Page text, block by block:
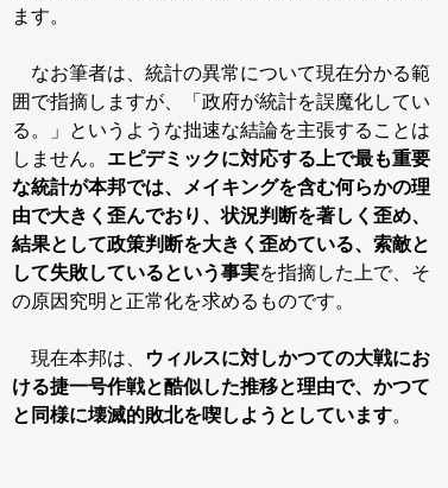
ます。
なお筆者は、統計の異常について現在分かる範
囲で指摘しますが、「政府が統計を誤魔化してい
る。」というような拙速な結論を主張することは
しません。 エピデミックに対応する上で最も重要
な統計が本邦では、メイキングを含む何らかの理
由で大きく歪んでおり、状況判断を著しく歪め、
結果として政策判断を大きく歪めている、索敵と
して失敗しているという事実を指摘した上で、そ
の原因究明と正常化を求めるものです。
現在本邦は、
ウィルスに対しかつての大戦にお
ける捷一号作戦と酷似した推移と理由で、かつて
と同様に壊滅的敗北を喫しようとしています。